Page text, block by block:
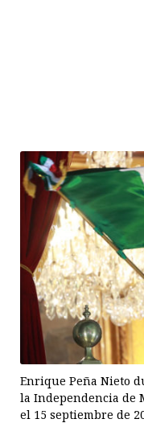
Enrique Peña Nieto
la Independencia de
el 15 septiembre de